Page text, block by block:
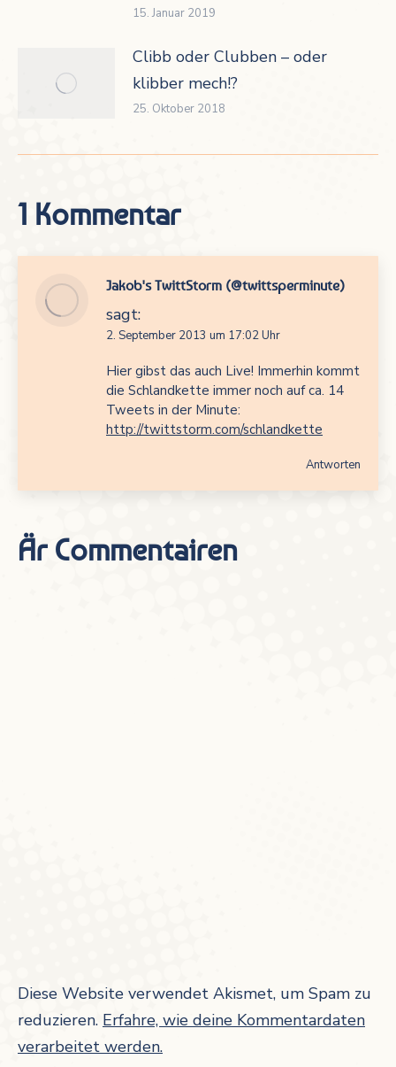
15. Januar 2019
Clibb oder Clubben – oder
klibber mech!?
25. Oktober 2018
1 Kommentar
Jakob's TwittStorm (@twittsperminute)
sagt:
2. September 2013 um 17:02 Uhr
Hier gibst das auch Live! Immerhin kommt
die Schlandkette immer noch auf ca. 14
Tweets in der Minute:
http://twittstorm.com/schlandkette
Antworten
Är Commentairen
Diese Website verwendet Akismet, um Spam zu
reduzieren. Erfahre, wie deine Kommentardaten
verarbeitet werden.